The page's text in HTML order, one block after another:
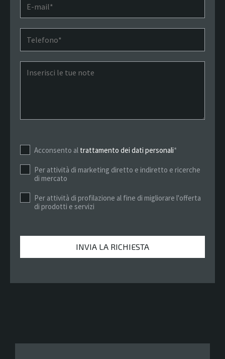
Acconsento al trattamento dei dati personali*
Per attività di marketing diretto e indiretto e ricerche
di mercato
Per attività di profilazione al fine di migliorare l'offerta
di prodotti e servizi
INVIA LA RICHIESTA